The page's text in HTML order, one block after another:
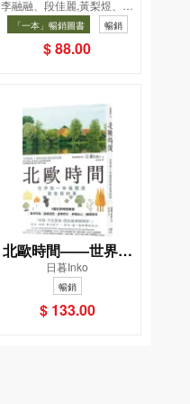
飲食法
李融融、段佳麗,黃梨煜、顧
凱辰
「一本」暢銷圖書 暢銷
$ 88.00
北歐時間——世界第
一幸福國度教會我的
事
日暮Inko
暢銷
$ 133.00